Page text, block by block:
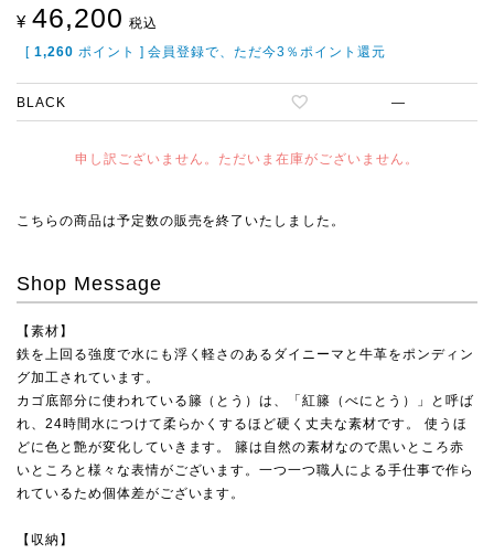
¥ 46,200 税込
[ 1,260 ポイント ] 会員登録で、ただ今3％ポイント還元
BLACK —
申し訳ございません。ただいま在庫がございません。
こちらの商品は予定数の販売を終了いたしました。
Shop Message
【素材】
鉄を上回る強度で水にも浮く軽さのあるダイニーマと牛革をポンディン
グ加工されています。
カゴ底部分に使われている籐（とう）は、「紅籐（べにとう）」と呼ば
れ、24時間水につけて柔らかくするほど硬く丈夫な素材です。 使うほ
どに色と艶が変化していきます。 籐は自然の素材なので黒いところ赤
いところと様々な表情がございます。一つ一つ職人による手仕事で作ら
れているため個体差がございます。
【収納】